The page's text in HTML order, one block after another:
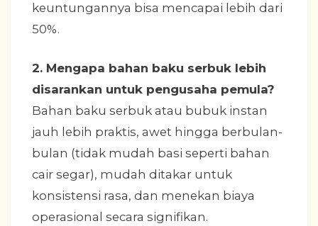
keuntungannya bisa mencapai lebih dari
50%.
2. Mengapa bahan baku serbuk lebih
disarankan untuk pengusaha pemula?
Bahan baku serbuk atau bubuk instan
jauh lebih praktis, awet hingga berbulan-
bulan (tidak mudah basi seperti bahan
cair segar), mudah ditakar untuk
konsistensi rasa, dan menekan biaya
operasional secara signifikan.